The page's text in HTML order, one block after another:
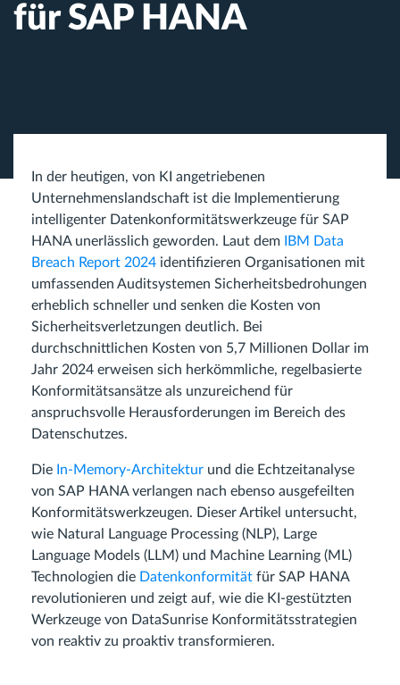
für SAP HANA
In der heutigen, von KI angetriebenen
Unternehmenslandschaft ist die Implementierung
intelligenter Datenkonformitätswerkzeuge für SAP
HANA unerlässlich geworden. Laut dem
IBM Data
Breach Report 2024 identifizieren Organisationen mit
umfassenden Auditsystemen Sicherheitsbedrohungen
erheblich schneller und senken die Kosten von
Sicherheitsverletzungen deutlich. Bei
durchschnittlichen Kosten von 5,7 Millionen Dollar im
Jahr 2024 erweisen sich herkömmliche, regelbasierte
Konformitätsansätze als unzureichend für
anspruchsvolle Herausforderungen im Bereich des
Datenschutzes.
Die In-Memory-Architektur und die Echtzeitanalyse
von SAP HANA verlangen nach ebenso ausgefeilten
Konformitätswerkzeugen. Dieser Artikel untersucht,
wie Natural Language Processing (NLP), Large
Language Models (LLM) und Machine Learning (ML)
Technologien die Datenkonformität für SAP HANA
revolutionieren und zeigt auf, wie die KI-gestützten
Werkzeuge von DataSunrise Konformitätsstrategien
von reaktiv zu proaktiv transformieren.